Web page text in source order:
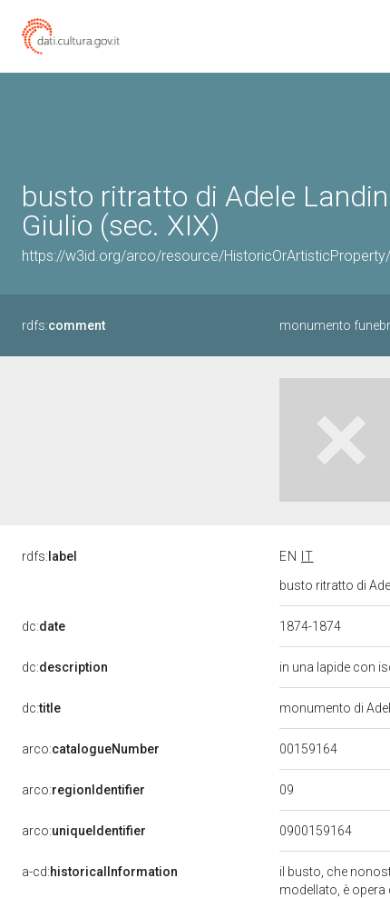
busto ritratto di Adele
Giulio (sec. XIX)
https://w3id.org/arco/resource/
rdfs:comment monumento
rdfs: label EN
IT
busto ritratto di
dc:date 1874-1874
dc:description in una lapide con
dc:title monumento di
arco:catalogueNumber 00159164
arco:regionIdentifier 09
arco:uniqueIdentifier 0900159164
a-cd:historicalInformation
il busto, che
modellato, è opera